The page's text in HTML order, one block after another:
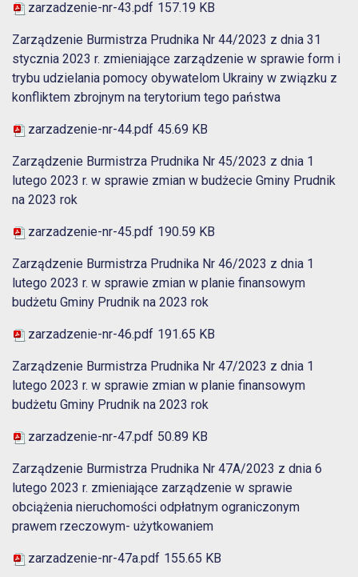
zarzadzenie-nr-43.pdf 157.19 KB
Zarządzenie Burmistrza Prudnika Nr 44/2023 z dnia 31
stycznia 2023 r. zmieniające zarządzenie w sprawie form i
trybu udzielania pomocy obywatelom Ukrainy w związku z
konfliktem zbrojnym na terytorium tego państwa
zarzadzenie-nr-44.pdf 45.69 KB
Zarządzenie Burmistrza Prudnika Nr 45/2023 z dnia 1
lutego 2023 r. w sprawie zmian w budżecie Gminy Prudnik
na 2023 rok
zarzadzenie-nr-45.pdf 190.59 KB
Zarządzenie Burmistrza Prudnika Nr 46/2023 z dnia 1
lutego 2023 r. w sprawie zmian w planie finansowym
budżetu Gminy Prudnik na 2023 rok
zarzadzenie-nr-46.pdf 191.65 KB
Zarządzenie Burmistrza Prudnika Nr 47/2023 z dnia 1
lutego 2023 r. w sprawie zmian w planie finansowym
budżetu Gminy Prudnik na 2023 rok
zarzadzenie-nr-47.pdf 50.89 KB
Zarządzenie Burmistrza Prudnika Nr 47A/2023 z dnia 6
lutego 2023 r. zmieniające zarządzenie w sprawie
obciążenia nieruchomości odpłatnym ograniczonym
prawem rzeczowym- użytkowaniem
zarzadzenie-nr-47a.pdf 155.65 KB